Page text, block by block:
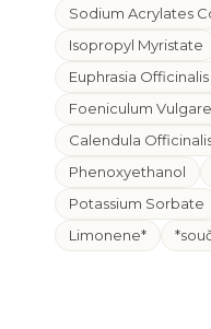
Sodium Acrylates
Isopropyl Myristate
Euphrasia
Foeniculum
Calendula
Phenoxyethanol
Potassium Sorbate
Limonene*